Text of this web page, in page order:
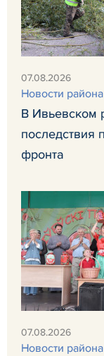
07.08.2026
Новости района
В Ивьевском
последствия
фронта
07.08.2026
Новости района